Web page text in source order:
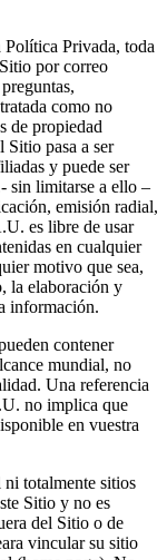
Privada, toda
por correo
como no
de propiedad
pasa a ser
y puede ser
sin limitarse a ello –
emisión radial,
es libre de usar
en cualquier
motivo que sea,
la elaboración y
información.
contener
mundial, no
Una referencia
no implica que
en vuestra
totalmente sitios
Sitio y no es
del Sitio o de
vincular su sitio